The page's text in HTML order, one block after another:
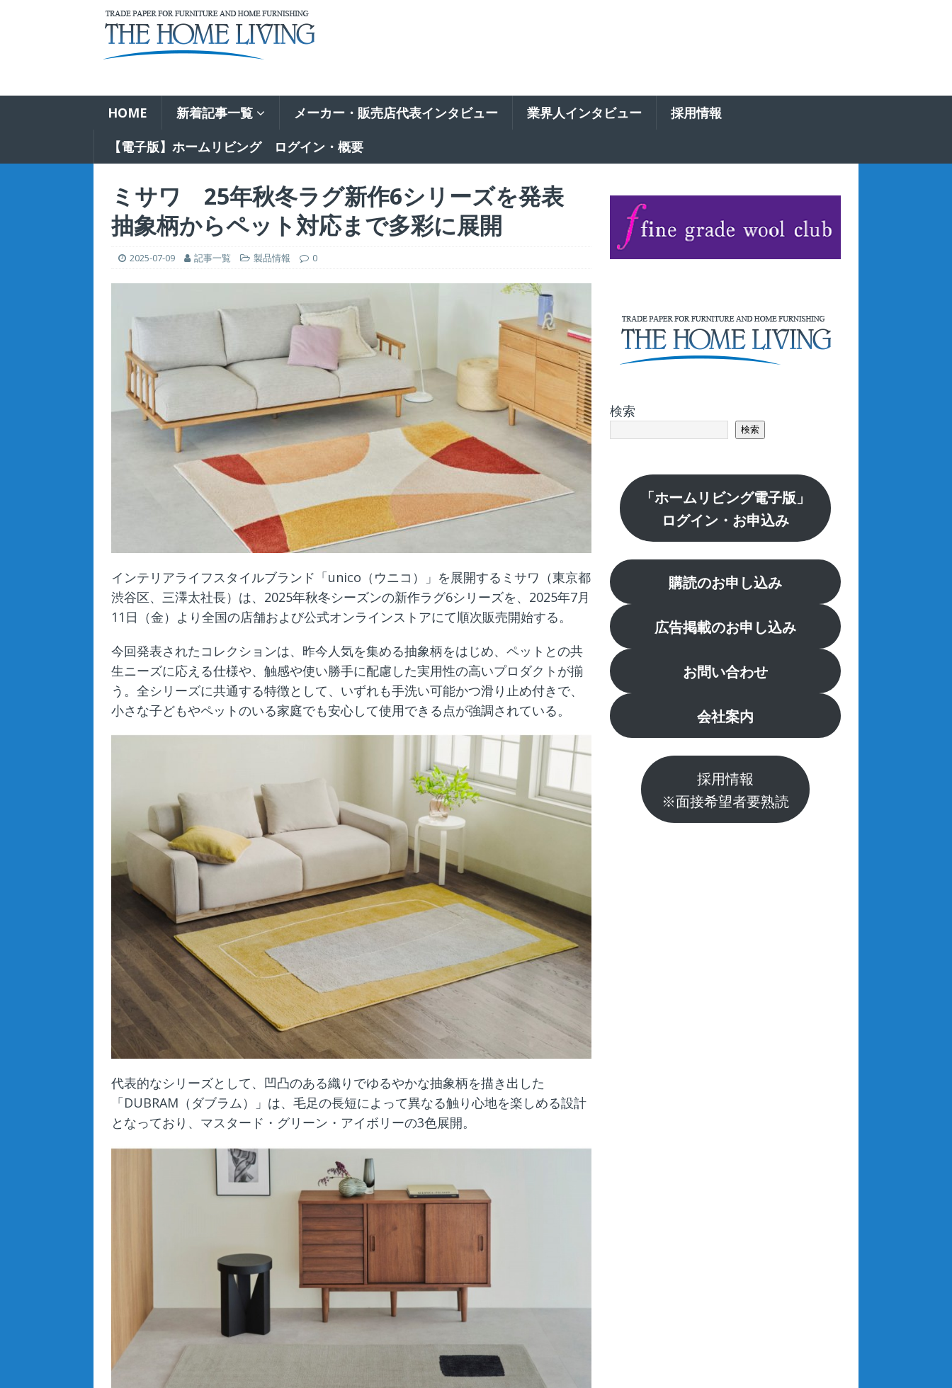
HOME 新着記事一覧 メーカー・販売店代表インタビュー 業界人インタビュー
採用情報
【電子版】ホームリビング ログイン・概要
ミサワ 25年秋冬ラグ新作6シリーズを発表
抽象柄からペット対応まで多彩に展開
2025-07-09 記事一覧 製品情報 0
インテリアライフスタイルブランド「unico（ウニコ）」を展開するミサワ（東京都
渋谷区、三澤太社長）は、2025年秋冬シーズンの新作ラグ6シリーズを、2025年7月
11日（金）より全国の店舗および公式オンラインストアにて順次販売開始する。
今回発表されたコレクションは、昨今人気を集める抽象柄をはじめ、ペットとの共
生ニーズに応える仕様や、触感や使い勝手に配慮した実用性の高いプロダクトが揃
う。全シリーズに共通する特徴として、いずれも手洗い可能かつ滑り止め付きで、
小さな子どもやペットのいる家庭でも安心して使用できる点が強調されている。
代表的なシリーズとして、凹凸のある織りでゆるやかな抽象柄を描き出した
「DUBRAM（ダブラム）」は、毛足の長短によって異なる触り心地を楽しめる設計
となっており、マスタード・グリーン・アイボリーの3色展開。
検索
検索
「ホームリビング電子版」
ログイン・お申込み
購読のお申し込み
広告掲載のお申し込み
お問い合わせ
会社案内
採用情報
※面接希望者要熟読